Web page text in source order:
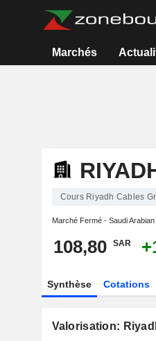
Marchés
Cours Riyadh Cables
Marché Fermé - Saudi Arabian
108,80 SAR
Synthèse Cotations
Valorisation: